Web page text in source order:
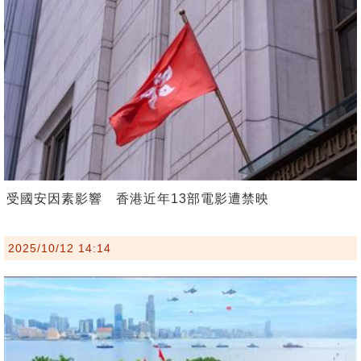
受國安因素影響 香港近年13部電影遭禁映
2025/10/12 14:14